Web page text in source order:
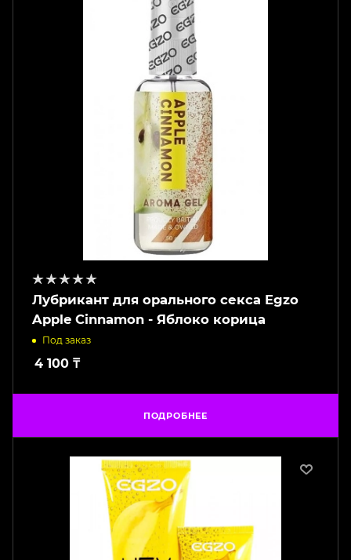
Лубрикант для орального секса Egzo
Apple Cinnamon - Яблоко корица
Под заказ
4 100 ₸
ПОДРОБНЕЕ